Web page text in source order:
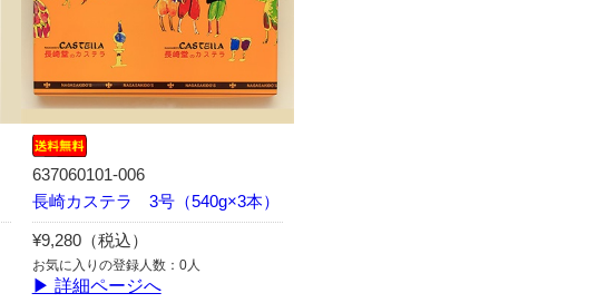
637060101-006
長崎カステラ 3号（540g×3本）
¥9,280（税込）
お気に入りの登録人数：0人
▶ 詳細ページへ